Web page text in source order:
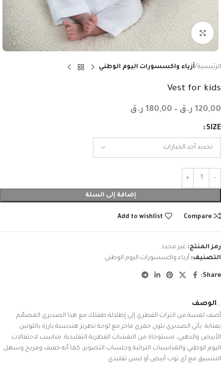
الرئيسية أزياء واكسسورات اليوم الوطني
Vest for kids
120,00 ر.ق –
180,00 ر.ق
SIZE
إضافة إلى السلة
Compare
Add to wishlist
رمز المنتج: غير محدد
التصنيف: أزياء واكسسورات اليوم الوطني
Share:
الوصف
أضف لمسة من التراث القطري إلى إطلالة طفلك مع هذا الصديري المصمّم
بعناية. يأتي الصديري بلون خمري فاخر مع لوحة تطريز هندسية بارزة باللونين
الأبيض والذهبي، مستوحاة من النقشات القطرية التقليدية. مناسب لاحتفالات
اليوم الوطني والمناسبات التراثية وجلسات التصوير، كما أنه خفيف ومريح وسهل
التنسيق مع أي ثوب أبيض أو لبس تقليدي.